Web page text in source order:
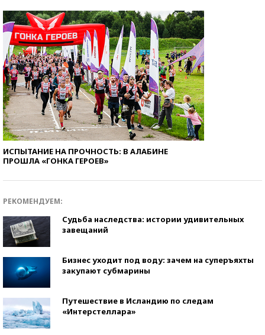
ИСПЫТАНИЕ НА ПРОЧНОСТЬ: В АЛАБИНЕ
ПРОШЛА «ГОНКА ГЕРОЕВ»
РЕКОМЕНДУЕМ:
Судьба наследства: истории удивительных
завещаний
Бизнес уходит под воду: зачем на суперъяхты
закупают субмарины
Путешествие в Исландию по следам
«Интерстеллара»